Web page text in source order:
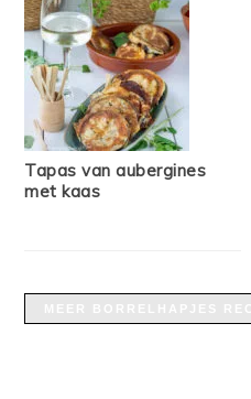
Tapas van aubergines
met kaas